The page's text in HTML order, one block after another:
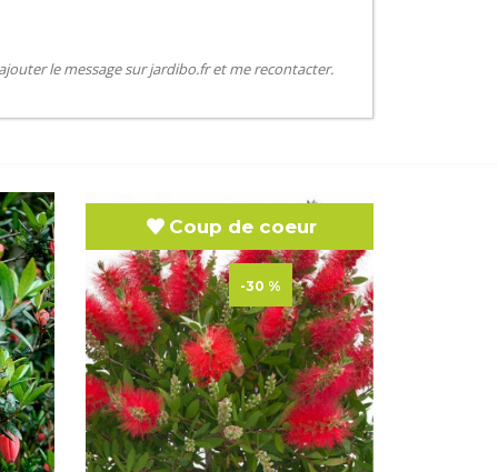
le message sur jardibo.fr et me recontacter.
-30 %
Coup de coeur